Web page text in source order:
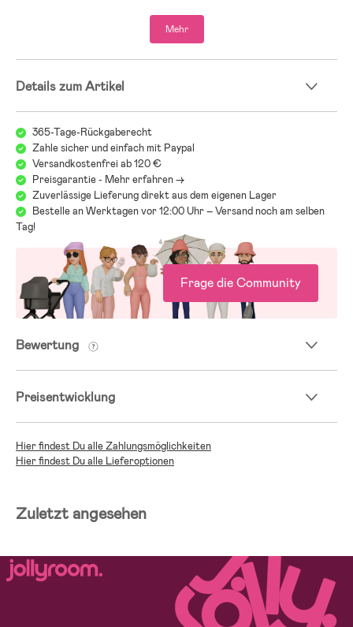
Mehr
Details zum Artikel
365-Tage-Rückgaberecht
Zahle sicher und einfach mit Paypal
Versandkostenfrei ab 120 €
Preisgarantie - Mehr erfahren ->
Zuverlässige Lieferung direkt aus dem eigenen Lager
Bestelle an Werktagen vor 12:00 Uhr – Versand noch am selben
Tag!
Frage die Community
Bewertung
Preisentwicklung
Hier findest Du alle Zahlungsmöglichkeiten
Hier findest Du alle Lieferoptionen
Zuletzt angesehen